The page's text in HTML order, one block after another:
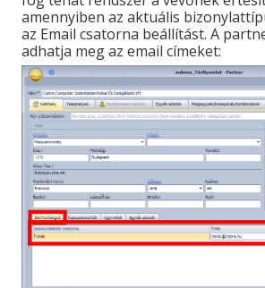
amennyiben az aktuális
az Email csatorna beállítást. A
adhatja meg az email címeket: